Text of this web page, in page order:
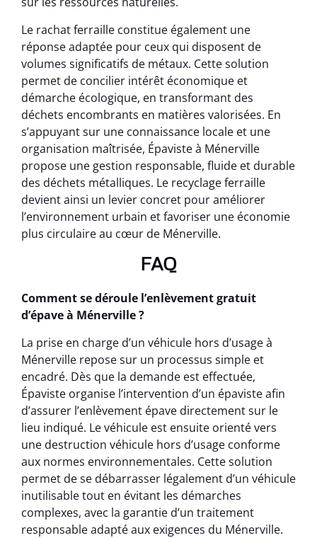
Le rachat ferraille constitue également une
réponse adaptée pour ceux qui disposent de
volumes significatifs de métaux. Cette solution
permet de concilier intérêt économique et
démarche écologique, en transformant des
déchets encombrants en matières valorisées. En
s’appuyant sur une connaissance locale et une
organisation maîtrisée, Épaviste à Ménerville
propose une gestion responsable, fluide et durable
des déchets métalliques. Le recyclage ferraille
devient ainsi un levier concret pour améliorer
l’environnement urbain et favoriser une économie
plus circulaire au cœur de Ménerville.
FAQ
Comment se déroule l’enlèvement gratuit
d’épave à Ménerville ?
La prise en charge d’un véhicule hors d’usage à
Ménerville repose sur un processus simple et
encadré. Dès que la demande est effectuée,
Épaviste organise l’intervention d’un épaviste afin
d’assurer l’enlèvement épave directement sur le
lieu indiqué. Le véhicule est ensuite orienté vers
une destruction véhicule hors d’usage conforme
aux normes environnementales. Cette solution
permet de se débarrasser légalement d’un véhicule
inutilisable tout en évitant les démarches
complexes, avec la garantie d’un traitement
responsable adapté aux exigences du Ménerville.